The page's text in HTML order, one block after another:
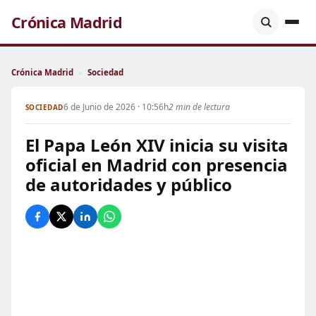
Crónica Madrid
Crónica Madrid › Sociedad
SOCIEDAD6 de Junio de 2026 · 10:56h2 min de lectura
El Papa León XIV inicia su visita
oficial en Madrid con presencia
de autoridades y público